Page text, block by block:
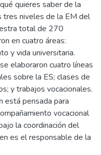
quieres saber de la
tres niveles de la EM del
total de 270
en cuatro áreas:
y vida universitaria.
elaboraron cuatro líneas
sobre la ES; clases de
y trabajos vocacionales.
está pensada para
vocacional
la coordinación del
es el responsable de la